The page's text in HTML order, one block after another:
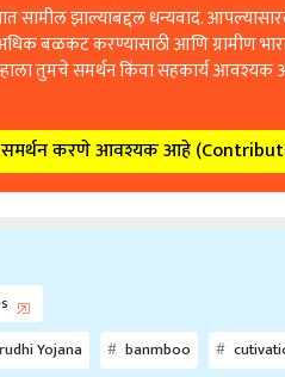
बळकट करण्यासाठी आणि ग्रामीण
तुमचे समर्थन किंवा सहकार्य आवश्यक
करणे आवश्यक आहे
Yojana